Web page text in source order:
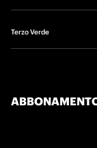
Terzo Verde